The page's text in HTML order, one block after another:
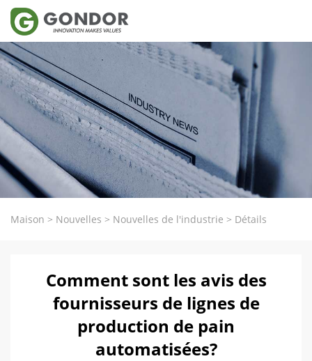
Maison > Nouvelles > Nouvelles de l'industrie > Détails
Comment sont les avis des
fournisseurs de lignes de
production de pain
automatisées?